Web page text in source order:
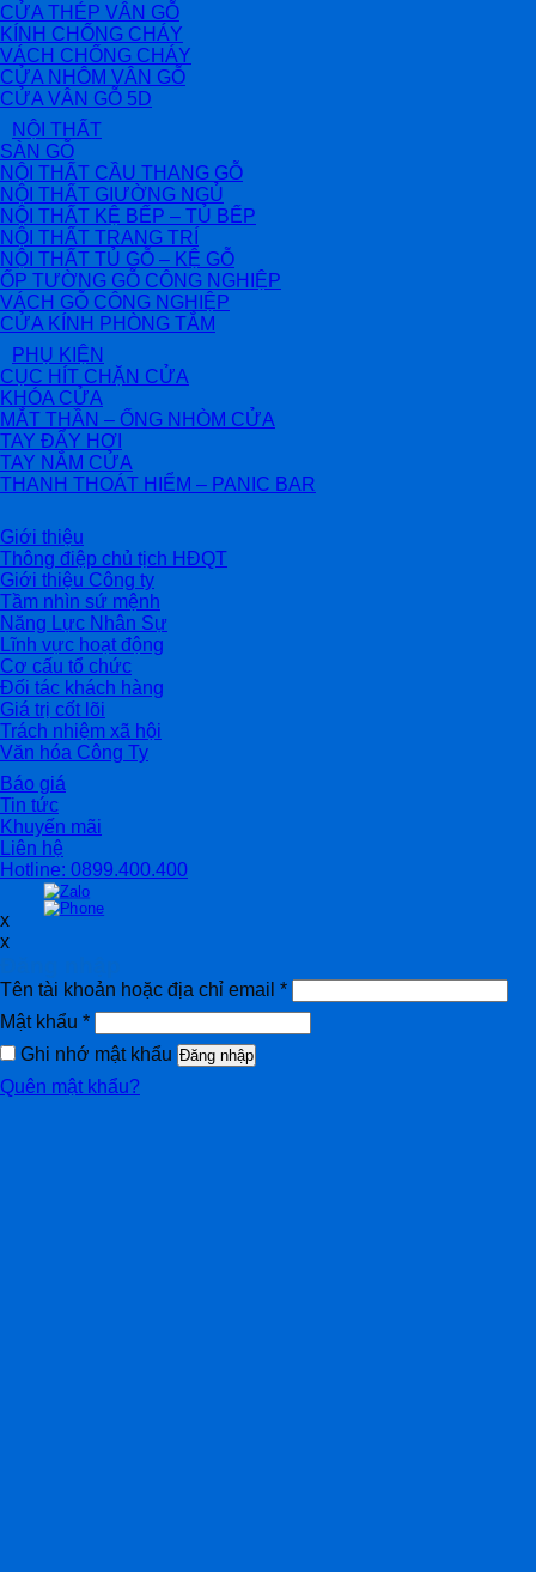
CỬA THÉP VÂN GỖ
KÍNH CHỐNG CHÁY
VÁCH CHỐNG CHÁY
CỬA NHÔM VÂN GỖ
CỬA VÂN GỖ 5D
NỘI THẤT
SÀN GỖ
NỘI THẤT CẦU THANG GỖ
NỘI THẤT GIƯỜNG NGỦ
NỘI THẤT KỆ BẾP – TỦ BẾP
NỘI THẤT TRANG TRÍ
NỘI THẤT TỦ GỖ – KỆ GỖ
ỐP TƯỜNG GỖ CÔNG NGHIỆP
VÁCH GỖ CÔNG NGHIỆP
CỬA KÍNH PHÒNG TẮM
PHỤ KIỆN
CỤC HÍT CHẶN CỬA
KHÓA CỬA
MẮT THẦN – ỐNG NHÒM CỬA
TAY ĐẨY HƠI
TAY NẮM CỬA
THANH THOÁT HIỂM – PANIC BAR
Giới thiệu
Thông điệp chủ tịch HĐQT
Giới thiệu Công ty
Tầm nhìn sứ mệnh
Năng Lực Nhân Sự
Lĩnh vực hoạt động
Cơ cấu tổ chức
Đối tác khách hàng
Giá trị cốt lõi
Trách nhiệm xã hội
Văn hóa Công Ty
Báo giá
Tin tức
Khuyến mãi
Liên hệ
Hotline: 0899.400.400
x
x
Tên tài khoản hoặc địa chỉ email *
Mật khẩu *
Ghi nhớ mật khẩu Đăng nhập
Quên mật khẩu?